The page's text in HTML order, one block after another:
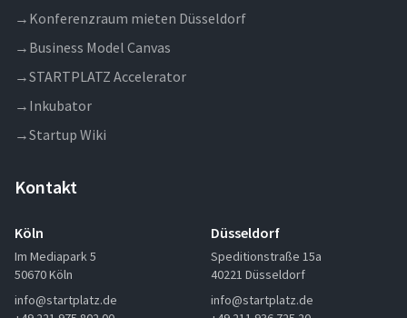
→ Konferenzraum mieten Düsseldorf
→ Business Model Canvas
→STARTPLATZ Accelerator
→ Inkubator
→Startup Wiki
Kontakt
Köln
Im Mediapark 5
50670 Köln
info@startplatz.de
Düsseldorf
Speditionstraße 15a
40221 Düsseldorf
info@startplatz.de